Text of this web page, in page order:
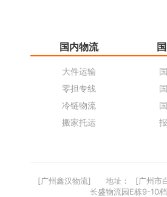
国内物流
大件运输
零担专线
冷链物流
搬家托运
[广州鑫汉物流] 地址：
[广州市
长盛物流园E栋9-10